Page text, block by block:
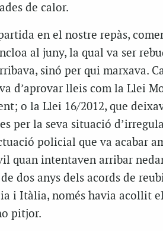
de calor.
en el nostre repàs,
al juny, la qual va ser
sinó per qui marxava.
d’aprovar lleis com la Llei
o la Llei 16/2012, que
per la seva situació
policial que va acabar
quan intentaven arribar
dos anys dels acords de
i Itàlia, només havia acollit
pitjor.